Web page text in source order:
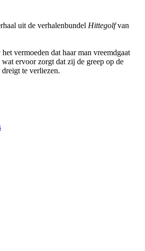
uit de verhalenbundel Hittegolfvan
vermoeden dat haar man vreemdgaat
ervoor zorgt dat zij de greep op de
te verliezen.